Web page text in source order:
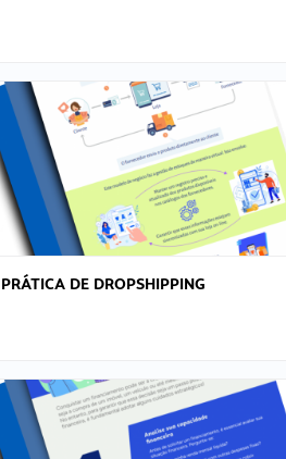
PRÁTICA DE DROPSHIPPING